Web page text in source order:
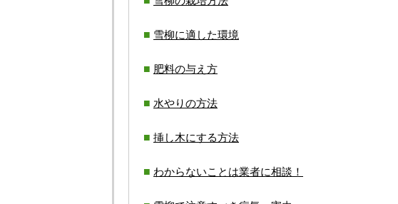
雪柳に適した環境
肥料の与え方
水やりの方法
挿し木にする方法
わからないことは業者に相談！